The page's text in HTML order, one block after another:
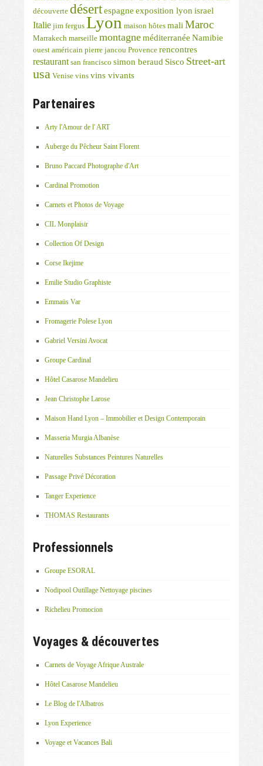
découverte désertespagne exposition lyon israel
Italie jim fergus Lyon maison hôtes maliMaroc
Marrakech marseille montagneméditerranée Namibie
ouest américain pierre jancou Provence rencontres
restaurant san francisco simon beraud Sisco Street-art
usa Venise vins vins vivants
Partenaires
Arty l'Amour de l' ART
Auberge du Pêcheur Saint Florent
Bruno Paccard Photographe d'Art
Cardinal Promotion
Carnets et Photos de Voyage
CIL Monplaisir
Collection Of Design
Corse Ikejime
Emilie Studio Graphiste
Emmaüs Var
Fromagerie Polese Lyon
Gabriel Versini Avocat
Groupe Cardinal
Hôtel Casarose Mandelieu
Jean Christophe Larose
Maison Hand Lyon – Immobilier et Design Contemporain
Masseria Murgia Albanèse
Naturelles Substances Peintures Naturelles
Passage Privé Décoration
Tanger Experience
THOMAS Restaurants
Professionnels
Groupe ESORAL
Nodipool Outillage Nettoyage piscines
Richelieu Promocion
Voyages & découvertes
Carnets de Voyage Afrique Australe
Hôtel Casarose Mandelieu
Le Blog de l'Albatros
Lyon Experience
Voyage et Vacances Bali